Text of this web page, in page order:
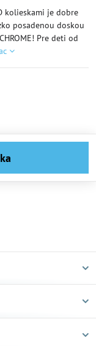
kolieskami je dobre
posadenou doskou
Pre deti od